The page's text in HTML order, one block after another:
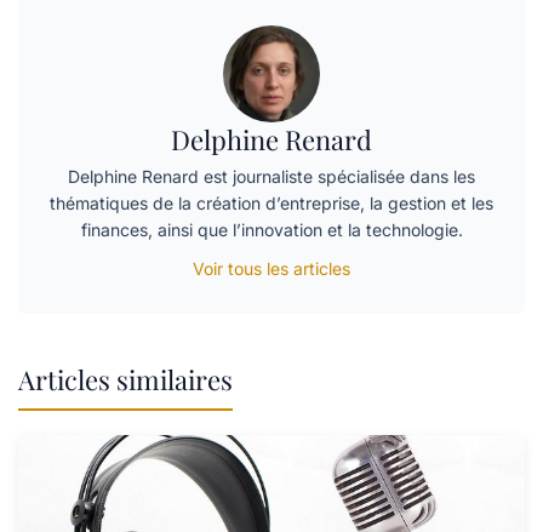
Delphine Renard
Delphine Renard est journaliste spécialisée dans les
thématiques de la création d’entreprise, la gestion et les
finances, ainsi que l’innovation et la technologie.
Voir tous les articles
Articles similaires